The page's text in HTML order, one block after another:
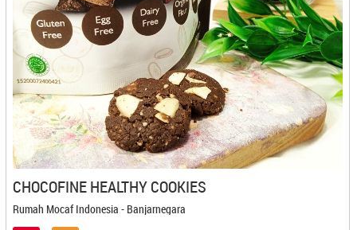
Bandeng Juwana - Semarang
Bandeng Rorod - Bekasi
Bandeng Sehati - Cirebon
Bang Mad - Batam
Banua Coklat - Palu
Baso Cuanki BM - Cilegon
Baso Ikan Yusam - Cirebon
Basreng Asoyy - Magelang
Batagor Burangrang - Bandung
Batih Lestari - Magelang
CHOCOFINE HEALTHY COOKIES
Rumah Mocaf Indonesia - Banjarnegara